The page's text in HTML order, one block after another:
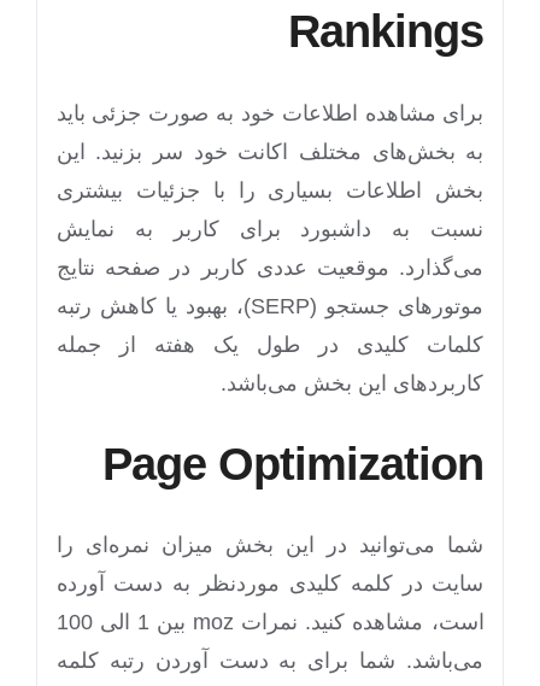
Rankings
برای مشاهده اطلاعات خود به صورت جزئی باید
به بخش‌های مختلف اکانت خود سر بزنید. این
بخش اطلاعات بسیاری را با جزئیات بیشتری
نسبت به داشبورد برای کاربر به نمایش
می‌گذارد. موقعیت عددی کاربر در صفحه نتایج
موتورهای جستجو (SERP)، بهبود یا کاهش رتبه
کلمات کلیدی در طول یک هفته از جمله
کاربردهای این بخش می‌باشد.
Page Optimization
شما می‌توانید در این بخش میزان نمره‌ای را
سایت در کلمه کلیدی موردنظر به دست آورده
است، مشاهده کنید. نمرات moz بین 1 الی 100
می‌باشد. شما برای به دست آوردن رتبه کلمه